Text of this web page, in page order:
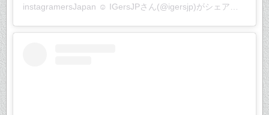
instagramersJapan ☺︎ IGersJPさん(@igersjp)がシェアした投稿 –